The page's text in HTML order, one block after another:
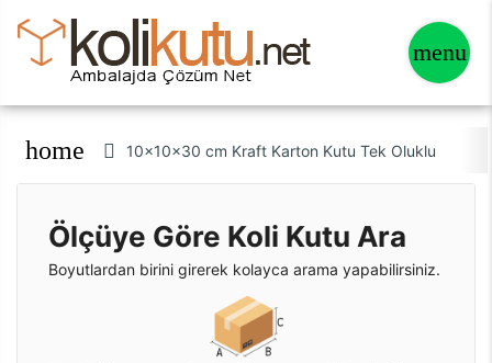
home 10x10x30 cm Kraft Karton Kutu Tek Oluklu
Ölçüye Göre Koli Kutu Ara
Boyutlardan birini girerek kolayca arama yapabilirsiniz.